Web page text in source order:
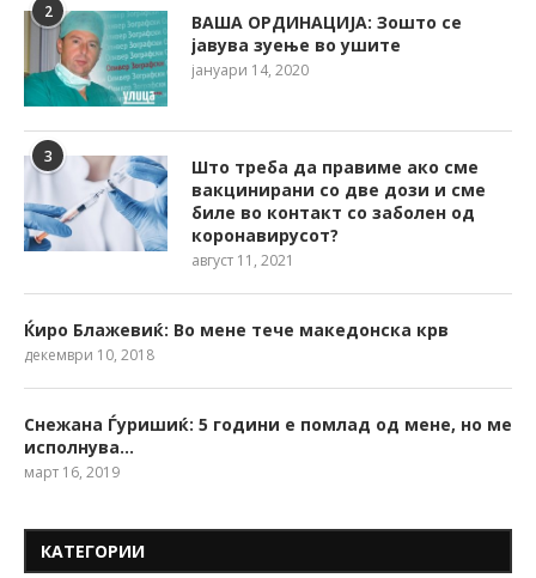
2
ВАША ОРДИНАЦИЈА: Зошто се
јавува зуење во ушите
јануари 14, 2020
3
Што треба да правиме ако сме
вакцинирани со две дози и сме
биле во контакт со заболен од
коронавирусот?
август 11, 2021
Ќиро Блажевиќ: Во мене тече македонска крв
декември 10, 2018
Снежана Ѓуришиќ: 5 години е помлад од мене, но ме
исполнува…
март 16, 2019
КАТЕГОРИИ